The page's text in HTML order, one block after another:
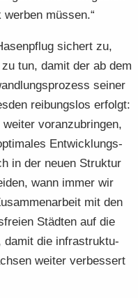
müs­sen.“
si­chert zu,
tun, damit der ab dem
sei­ner
rei­bungs­los er­folgt:
vor­an­zu­brin­gen,
Ent­wick­lungs­
in der neuen Struk­tur
wann immer wir
mit den
Städ­ten auf die
damit die in­fra­struk­tu­
wei­ter ver­bes­sert